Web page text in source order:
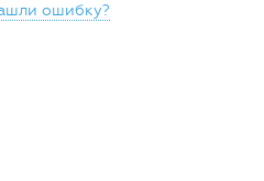
ошибку?